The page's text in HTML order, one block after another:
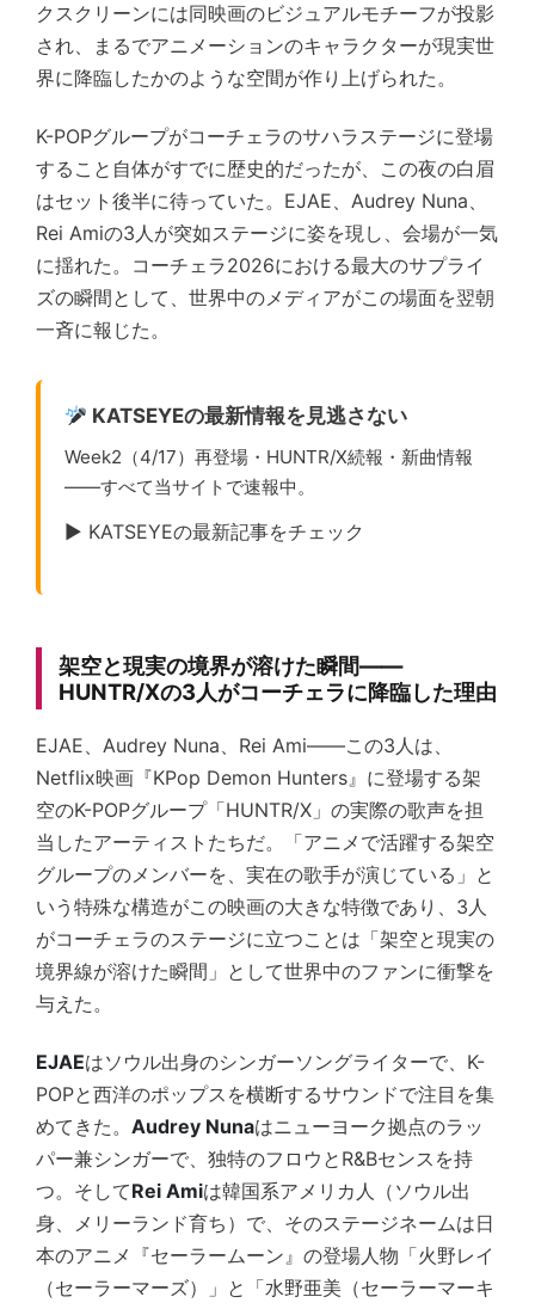
クスクリーンには同映画のビジュアルモチーフが投影
され、まるでアニメーションのキャラクターが現実世
界に降臨したかのような空間が作り上げられた。
K-POPグループがコーチェラのサハラステージに登場
すること自体がすでに歴史的だったが、この夜の白眉
はセット後半に待っていた。EJAE、Audrey Nuna、
Rei Amiの3人が突如ステージに姿を現し、会場が一気
に揺れた。コーチェラ2026における最大のサプライ
ズの瞬間として、世界中のメディアがこの場面を翌朝
一斉に報じた。
KATSEYEの最新情報を見逃さない
Week2（4/17）再登場・HUNTR/X続報・新曲情報
——すべて当サイトで速報中。
▶ KATSEYEの最新記事をチェック
架空と現実の境界が溶けた瞬間——
HUNTR/Xの3人がコーチェラに降臨した理由
EJAE、Audrey Nuna、Rei Ami——この3人は、
Netflix映画『KPop Demon Hunters』に登場する架
空のK-POPグループ「HUNTR/X」の実際の歌声を担
当したアーティストたちだ。「アニメで活躍する架空
グループのメンバーを、実在の歌手が演じている」と
いう特殊な構造がこの映画の大きな特徴であり、3人
がコーチェラのステージに立つことは「架空と現実の
境界線が溶けた瞬間」として世界中のファンに衝撃を
与えた。
EJAEはソウル出身のシンガーソングライターで、K-
POPと西洋のポップスを横断するサウンドで注目を集
めてきた。 Audrey Nunaはニューヨーク拠点のラッ
パー兼シンガーで、独特のフロウとR&Bセンスを持
つ。そしてRei Amiは韓国系アメリカ人（ソウル出
身、メリーランド育ち）で、そのステージネームは日
本のアニメ『セーラームーン』の登場人物「火野レイ
（セーラーマーズ）」と「水野亜美（セーラーマーキ